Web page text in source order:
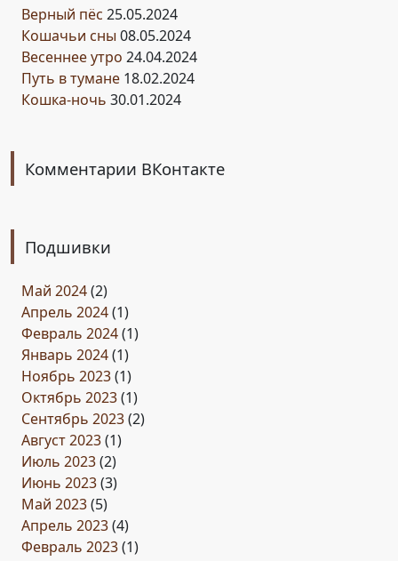
Верный пёс 25.05.2024
Кошачьи сны 08.05.2024
Весеннее утро 24.04.2024
Путь в тумане 18.02.2024
Кошка-ночь 30.01.2024
Комментарии ВКонтакте
Подшивки
Май 2024(2)
Апрель 2024(1)
Февраль 2024(1)
Январь 2024(1)
Ноябрь 2023(1)
Октябрь 2023(1)
Сентябрь 2023(2)
Август 2023(1)
Июль 2023(2)
Июнь 2023(3)
Май 2023(5)
Апрель 2023(4)
Февраль 2023(1)